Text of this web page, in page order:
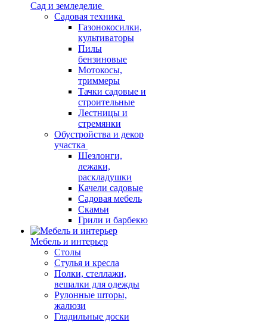
Сад и земледелие
Садовая техника
Газонокосилки,
культиваторы
Пилы
бензиновые
Мотокосы,
триммеры
Тачки садовые и
строительные
Лестницы и
стремянки
Обустройства и декор
участка
Шезлонги,
лежаки,
раскладушки
Качели садовые
Садовая мебель
Скамьи
Грили и барбекю
Мебель и интерьер
Столы
Стулья и кресла
Полки, стеллажи,
вешалки для одежды
Рулонные шторы,
жалюзи
Гладильные доски